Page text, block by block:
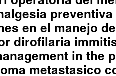
en el manejo
dirofilaria
in the
metastasico